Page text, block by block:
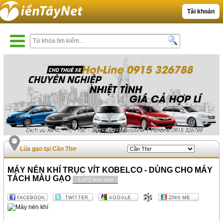
Tài khoản
Lúa gạo tại Cần Thơ
MÁY NÉN KHÍ TRỤC VÍT KOBELCO - DÙNG CHO MÁY
TÁCH MÀU GẠO
2,473 lượt xem